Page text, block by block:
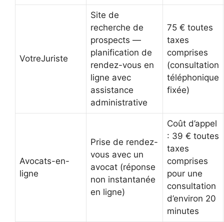
VotreJuriste
Site de
recherche de
prospects —
planification de
rendez-vous en
ligne avec
assistance
administrative
75 € toutes
taxes
comprises
(consultation
téléphonique
fixée)
Avocats-en-
ligne
Prise de rendez-
vous avec un
avocat (réponse
non instantanée
en ligne)
Coût d’appel
: 39 € toutes
taxes
comprises
pour une
consultation
d’environ 20
minutes